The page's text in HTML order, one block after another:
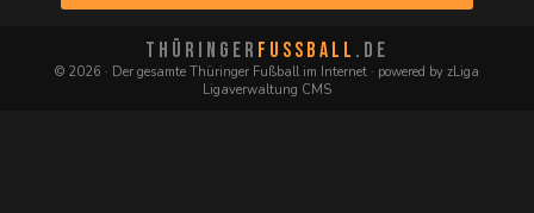
THÜRINGER FUSSBALL .DE
© 2026 · Der gesamte Thüringer Fußball im Internet · powered by zLiga
Ligaverwaltung CMS